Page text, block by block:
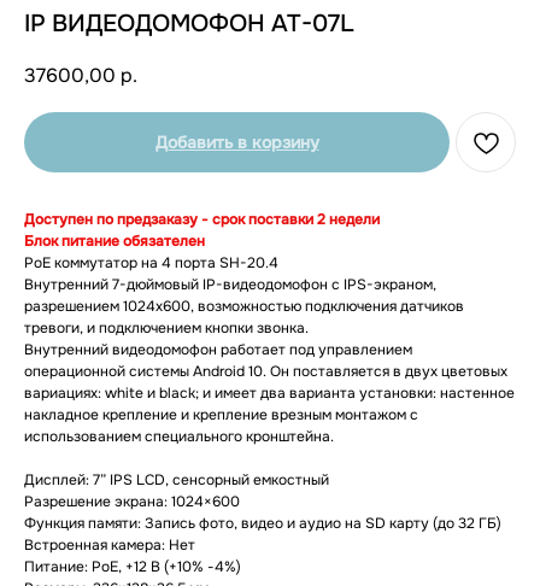
IP ВИДЕОДОМОФОН AT-07L
37600,00 р.
Добавить в корзину
Доступен по предзаказу - срок поставки 2 недели
Блок питание обязателен
PoE коммутатор на 4 порта SH-20.4
Внутренний 7-дюймовый IP-видеодомофон с IPS-экраном,
разрешением 1024x600, возможностью подключения датчиков
тревоги, и подключением кнопки звонка.
Внутренний видеодомофон работает под управлением
операционной системы Android 10. Он поставляется в двух цветовых
вариациях: white и black; и имеет два варианта установки: настенное
накладное крепление и крепление врезным монтажом с
использованием специального кронштейна.
Дисплей: 7” IPS LCD, сенсорный емкостный
Разрешение экрана: 1024×600
Функция памяти: Запись фото, видео и аудио на SD карту (до 32 ГБ)
Встроенная камера: Нет
Питание: PoE, +12 В (+10% -4%)